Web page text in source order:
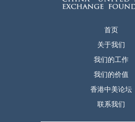
首页
关于我们
我们的工作
我们的价值
香港中美论坛
联系我们